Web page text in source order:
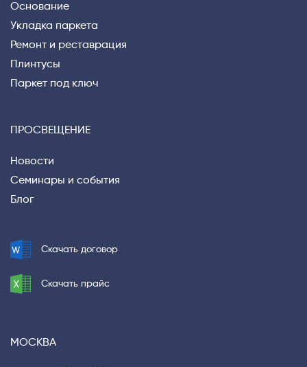
Основание
Укладка паркета
Ремонт и реставрация
Плинтусы
Паркет под ключ
ПРОСВЕЩЕНИЕ
Новости
Семинары и события
Блог
Скачать договор
Скачать прайс
МОСКВА